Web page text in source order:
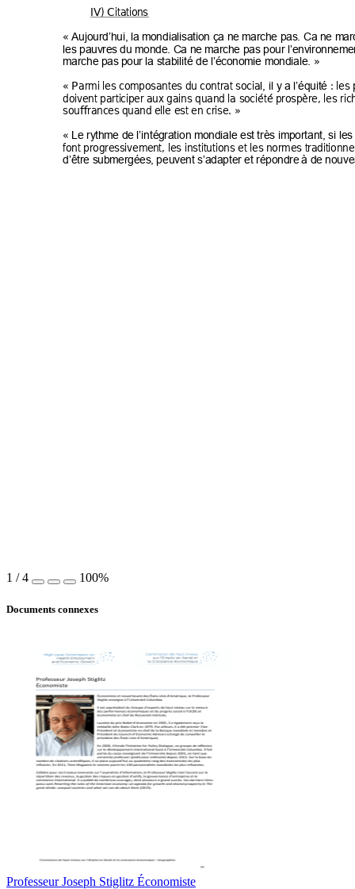
IV) Citations
« Aujourd’hui, la mondialisation ça ne marche pas. Ca ne m
les pauvres du monde. Ca ne marche pas pour l’env
marche pas pour la stabilité de l’économie mondiale. »
« Parmi les composantes du contrat social, il y a l’équité : les
doivent participer aux gains quand la société prospère, les
souffrances quand elle est en crise. »
« Le rythme de l’intégration mondiale est très important, si les
font progressivement, les institutions et les normes traditionn
d’être submergées, peuvent s’adapter et répondre à de
1 /4 100%
Documents connexes
Professeur Joseph Stiglitz Économiste